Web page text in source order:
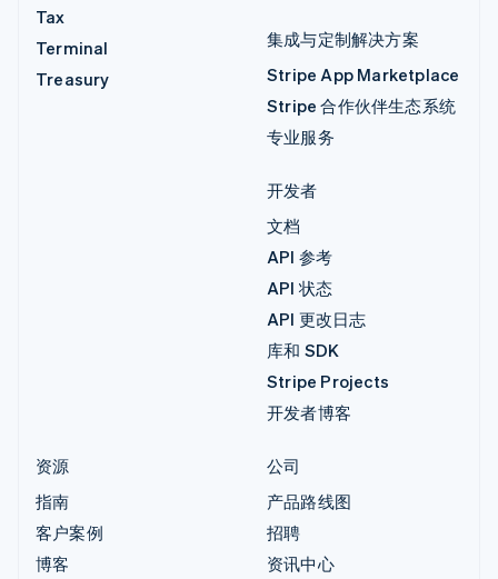
Tax
Terminal
Treasury
集成与定制解决方案
Stripe App Marketplace
Stripe 合作伙伴生态系统
专业服务
开发者
文档
API 参考
API 状态
API 更改日志
库和 SDK
Stripe Projects
开发者博客
资源
指南
客户案例
博客
公司
产品路线图
招聘
资讯中心